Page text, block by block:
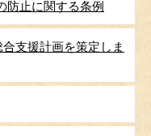
防止に関する条例
支援計画を策定しま